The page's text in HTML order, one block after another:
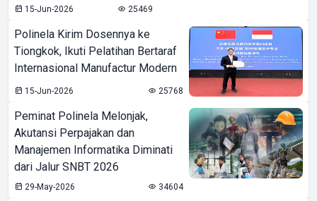
15-Jun-2026 25469
Polinela Kirim Dosennya ke
Tiongkok, Ikuti Pelatihan Bertaraf
Internasional Manufactur Modern
15-Jun-2026 25768
Peminat Polinela Melonjak,
Akutansi Perpajakan dan
Manajemen Informatika Diminati
dari Jalur SNBT 2026
29-May-2026 34604